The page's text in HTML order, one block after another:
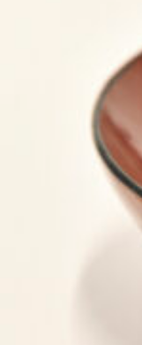
NEW OPEN
SERIES
CULTURE
ABOUT US
チケット